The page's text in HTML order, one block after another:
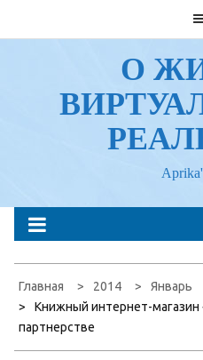
к
О
Главная 2014
Январь
Книжный интернет-магазин
партнерстве